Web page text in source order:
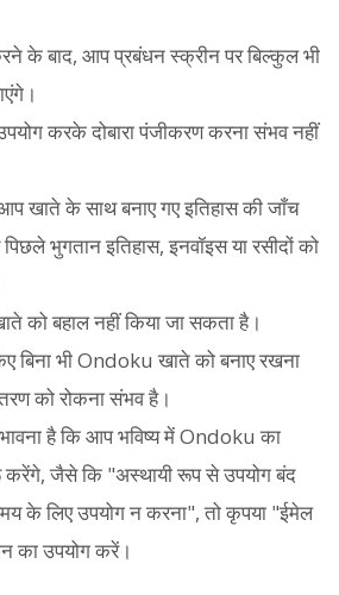
के बाद, आप प्रबंधन स्क्रीन पर बिल्कुल भी
करके दोबारा पंजीकरण करना संभव नहीं
खाते के साथ बनाए गए इतिहास की जाँच
भुगतान इतिहास, इनवॉइस या रसीदों को
को बहाल नहीं किया जा सकता है।
बिना भी Ondoku खाते को बनाए रखना
को रोकना संभव है।
है कि आप भविष्य में Ondoku का
जैसे कि "अस्थायी रूप से उपयोग बंद
के लिए उपयोग न करना", तो कृपया "ईमेल
का उपयोग करें।